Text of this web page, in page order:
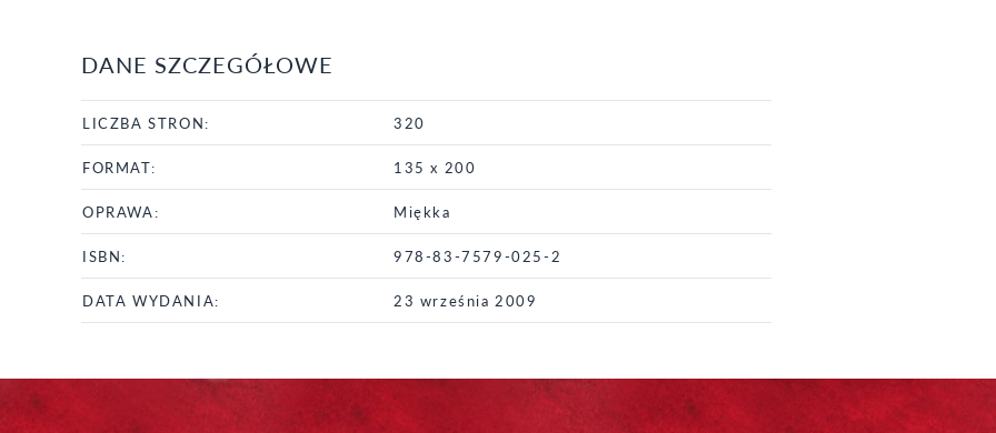
DANE SZCZEGÓŁOWE
LICZBA STRON: 320
FORMAT: 135 x 200
OPRAWA: Miękka
ISBN: 978-83-7579-025-2
DATA WYDANIA: 23 września 2009